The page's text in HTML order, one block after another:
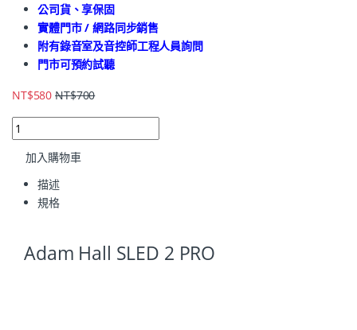
公司貨、享保固
實體門市 / 網路同步銷售
附有錄音室及音控師工程人員詢問
門市可預約試聽
NT$580 NT$700
加入購物車
描述
規格
Adam Hall SLED 2 PRO